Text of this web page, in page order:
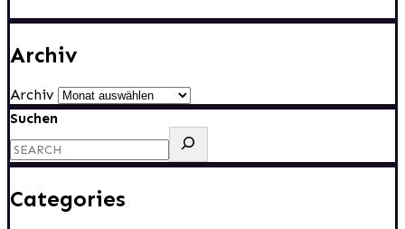
Archiv
Archiv
Suchen
Categories